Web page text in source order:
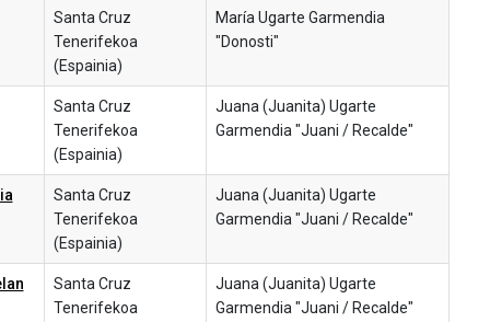
Santa Cruz
Tenerifekoa
(Espainia)
María Ugarte Garmendia
"Donosti"
Santa Cruz
Tenerifekoa
(Espainia)
Juana (Juanita) Ugarte
Garmendia "Juani / Recalde"
Santa Cruz
Tenerifekoa
(Espainia)
Juana (Juanita) Ugarte
Garmendia "Juani / Recalde"
Santa Cruz
Tenerifekoa
Juana (Juanita) Ugarte
Garmendia "Juani / Recalde"